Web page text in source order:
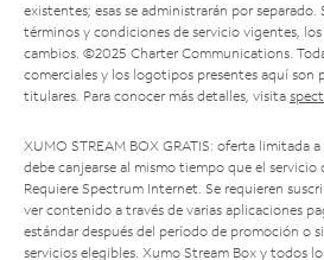
existentes; esas se administrarán por
términos y condiciones de servicio vigentes,
cambios. ©2025 Charter Communications.
comerciales y los logotipos presentes aquí son
titulares. Para conocer más detalles, visita
XUMO STREAM BOX GRATIS: oferta limitada
debe canjearse al mismo tiempo que el servicio
Requiere Spectrum Internet. Se requieren
ver contenido a través de varias aplicaciones
estándar después del período de promoción o
servicios elegibles. Xumo Stream Box y todos